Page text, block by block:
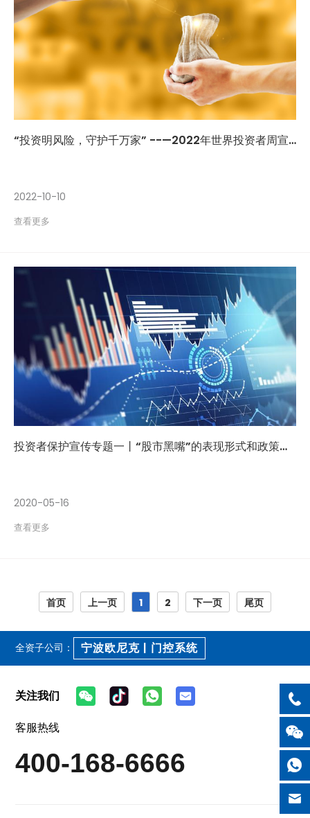
“投资明风险，守护千万家” --—2022年世界投资者周宣传
2022-10-10
查看更多
投资者保护宣传专题一丨“股市黑嘴”的表现形式和政策界限
2020-05-16
查看更多
首页 上一页 1 2 下一页 尾页
全资子公司： 宁波欧尼克 | 门控系统
关注我们
客服热线
400-168-6666